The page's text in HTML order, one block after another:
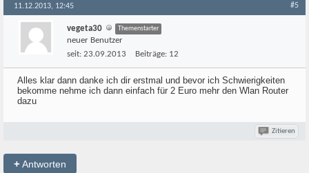
11.12.2013, 12:45 #5
vegeta30 Themenstarter
neuer Benutzer
seit: 23.09.2013 Beiträge: 12
Alles klar dann danke ich dir erstmal und bevor ich Schwierigkeiten
bekomme nehme ich dann einfach für 2 Euro mehr den Wlan Router
dazu
Zitieren
+Antworten